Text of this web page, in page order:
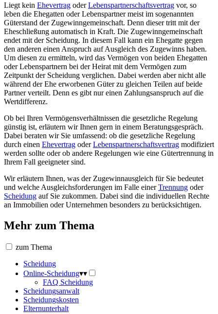
Liegt kein Ehevertrag oderLebenspartnerschaftsvertrag vor, so
leben die Ehegatten oder Lebenspartner meist im sogenannten
Güterstand der Zugewinngemeinschaft. Denn dieser tritt mit der
Eheschließung automatisch in Kraft. Die Zugewinngemeinschaft
endet mit der Scheidung. In diesem Fall kann ein Ehegatte gegen
den anderen einen Anspruch auf Ausgleich des Zugewinns haben.
Um diesen zu ermitteln, wird das Vermögen von beiden Ehegatten
oder Lebenspartnern bei der Heirat mit dem Vermögen zum
Zeitpunkt der Scheidung verglichen. Dabei werden aber nicht alle
während der Ehe erworbenen Güter zu gleichen Teilen auf beide
Partner verteilt. Denn es gibt nur einen Zahlungsanspruch auf die
Wertdifferenz.
Ob bei Ihren Vermögensverhältnissen die gesetzliche Regelung
günstig ist, erläutern wir Ihnen gern in einem Beratungsgespräch.
Dabei beraten wir Sie umfassend: ob die gesetzliche Regelung
durch einen Ehevertrag oderLebenspartnerschaftsvertrag modifiziert
werden sollte oder ob andere Regelungen wie eine Gütertrennung in
Ihrem Fall geeigneter sind.
Wir erläutern Ihnen, was der Zugewinnausgleich für Sie bedeutet
und welche Ausgleichsforderungen im Falle einerTrennung oder
Scheidung auf Sie zukommen. Dabei sind die individuellen Rechte
an Immobilien oder Unternehmen besonders zu berücksichtigen.
Mehr zum Thema
zum Thema
Scheidung
Online-Scheidung▾▾
FAQ Scheidung
Scheidungsanwalt
Scheidungskosten
Elternunterhalt